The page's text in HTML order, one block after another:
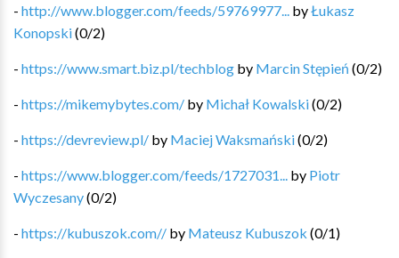
- http://www.blogger.com/feeds/59769977... byŁukasz
Konopski(0/2)
- https://www.smart.biz.pl/techblog by Marcin Stępień (0/2)
- https://mikemybytes.com/ by Michał Kowalski(0/2)
- https://devreview.pl/ by Maciej Waksmański(0/2)
- https://www.blogger.com/feeds/1727031... by Piotr
Wyczesany(0/2)
- https://kubuszok.com// by Mateusz Kubuszok (0/1)